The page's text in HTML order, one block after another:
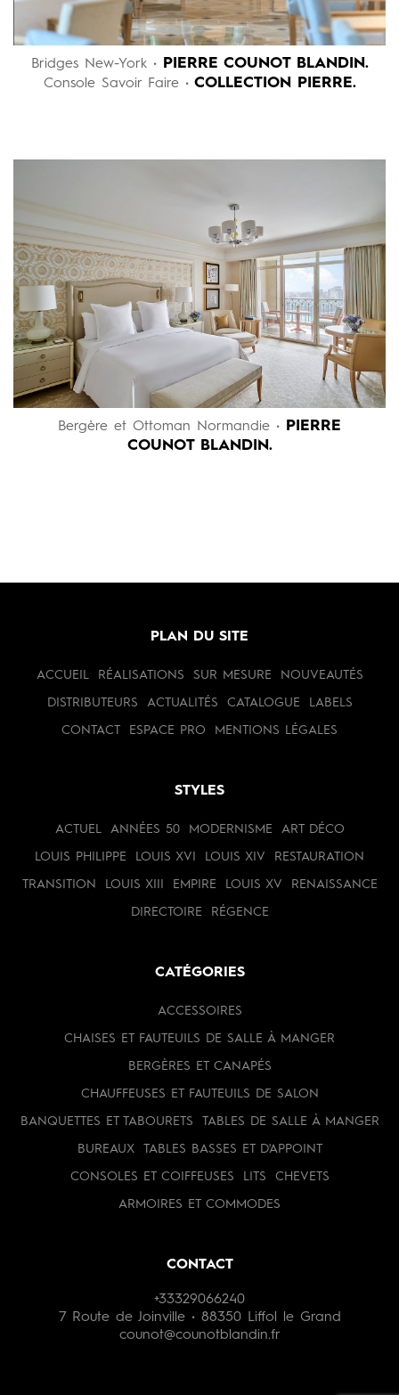
Bridges New-York •PIERRE COUNOT BLANDIN.
Console Savoir Faire •COLLECTION PIERRE.
Bergère et Ottoman Normandie • PIERRE
COUNOT BLANDIN.
PLAN DU SITE
ACCUEIL RÉALISATIONS SUR MESURE NOUVEAUTÉS
DISTRIBUTEURS ACTUALITÉS CATALOGUE LABELS
CONTACT ESPACE PRO MENTIONS LÉGALES
STYLES
ACTUEL ANNÉES 50 MODERNISME ART DÉCO
LOUIS PHILIPPE LOUIS XVI LOUIS XIV RESTAURATION
TRANSITION LOUIS XIII EMPIRE LOUIS XV RENAISSANCE
DIRECTOIRE RÉGENCE
CATÉGORIES
ACCESSOIRES
CHAISES ET FAUTEUILS DE SALLE À MANGER
BERGÈRES ET CANAPÉS
CHAUFFEUSES ET FAUTEUILS DE SALON
BANQUETTES ET TABOURETS TABLES DE SALLE À MANGER
BUREAUX TABLES BASSES ET D'APPOINT
CONSOLES ET COIFFEUSES LITS CHEVETS
ARMOIRES ET COMMODES
CONTACT
+33329066240
7 Route de Joinville • 88350 Liffol le Grand
counot@counotblandin.fr